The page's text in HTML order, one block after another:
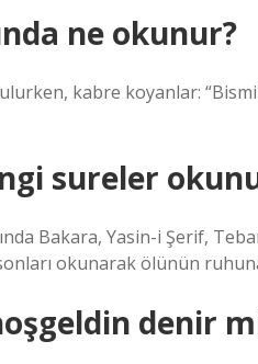
ne okunur?
kabre koyanlar:
sureler
Bakara, Yasin-i Şerif,
okunarak ölünün
denir